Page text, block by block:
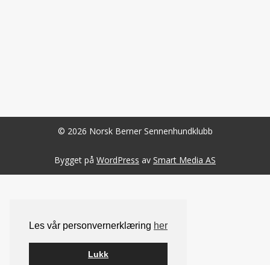
Les vår personvernerklæring her
Lukk
© 2026 Norsk Berner Sennenhundklubb
Bygget på WordPress av Smart Media AS